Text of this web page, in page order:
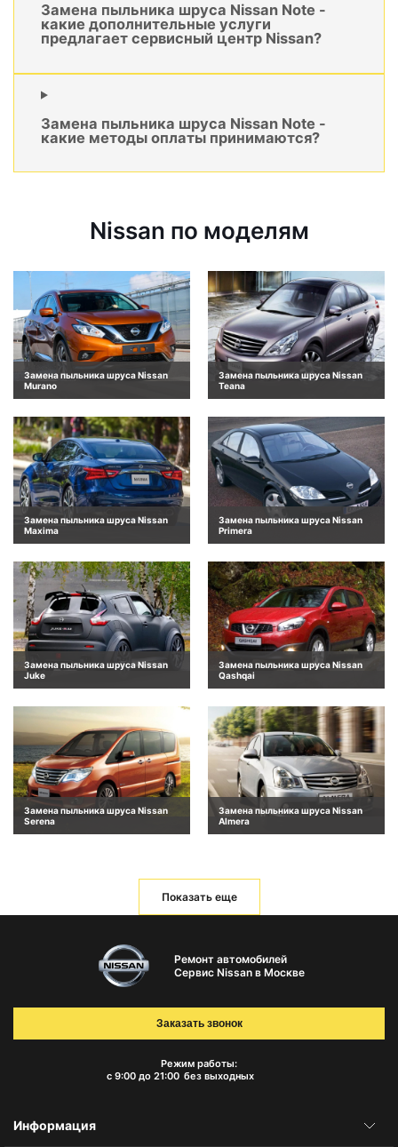
Замена пыльника шруса Nissan Note -
какие дополнительные услуги
предлагает сервисный центр Nissan?
Замена пыльника шруса Nissan Note -
какие методы оплаты принимаются?
Nissan по моделям
Замена пыльника шруса Nissan
Murano
Замена пыльника шруса Nissan
Teana
Замена пыльника шруса Nissan
Maxima
Замена пыльника шруса Nissan
Primera
Замена пыльника шруса Nissan
Juke
Замена пыльника шруса Nissan
Qashqai
Замена пыльника шруса Nissan
Serena
Замена пыльника шруса Nissan
Almera
Показать еще
Ремонт автомобилей
Сервис Nissan в Москве
Режим работы:
с 9:00 до 21:00 без выходных
Заказать звонок
Информация